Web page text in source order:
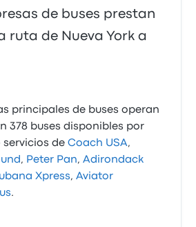
de buses prestan
ruta de Nueva York a
principales de buses operan
378 buses disponibles por
servicios deCoach USA,
, Peter Pan,Adirondack
Xpress,Aviator
.